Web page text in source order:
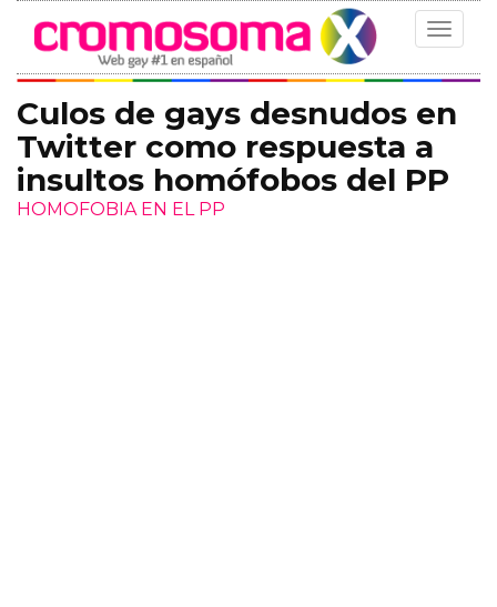
Toggle
Culos de gays desnudos en
Twitter como respuesta a
insultos homófobos del PP
HOMOFOBIA EN EL PP